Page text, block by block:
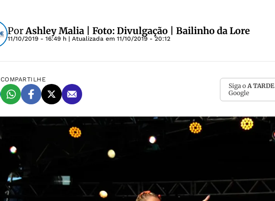
PorAshley Malia | Foto: Divulgação | Bailinho da Lore
11/10/2019 - 16:49 h | Atualizada em 11/10/2019 - 20:12
COMPARTILHE
Siga o A TARDE
Google